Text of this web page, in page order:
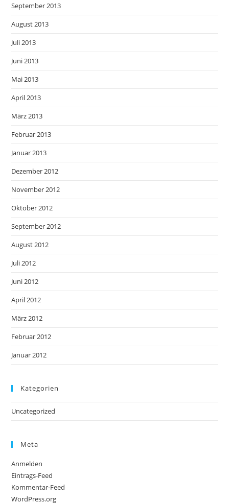
September 2013
August 2013
Juli 2013
Juni 2013
Mai 2013
April 2013
März 2013
Februar 2013
Januar 2013
Dezember 2012
November 2012
Oktober 2012
September 2012
August 2012
Juli 2012
Juni 2012
April 2012
März 2012
Februar 2012
Januar 2012
Kategorien
Uncategorized
Meta
Anmelden
Eintrags-Feed
Kommentar-Feed
WordPress.org